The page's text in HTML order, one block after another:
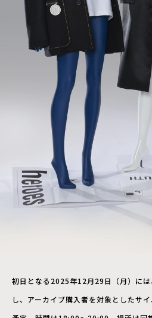
初日となる2025年12月29日（月）に
し、アーカイブ購入者を対象としたサ